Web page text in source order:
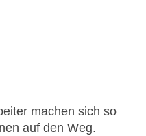
machen sich so
auf den Weg.